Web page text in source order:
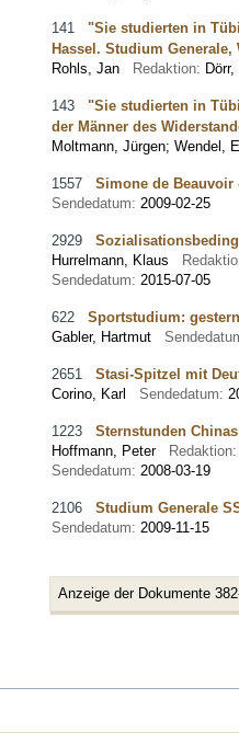
141 "Sie studierten in
Hassel. Studium Generale,
Rohls, Jan
Redaktion:
143 "Sie studierten in
der Männer des
Moltmann, Jürgen; Wendel,
1557 Simone de Beauvoir
Sendedatum: 2009-02-25
2929
Hurrelmann, Klaus
Sendedatum: 2015-07-05
622 Sportstudium:
Gabler, Hartmut
2651 Stasi-Spitzel mit
Corino, Karl
Sendedatum:
1223 Sternstunden
Hoffmann, Peter
Sendedatum: 2008-03-19
2106 Studium Generale
Sendedatum: 2009-11-15
Anzeige der Dokumente